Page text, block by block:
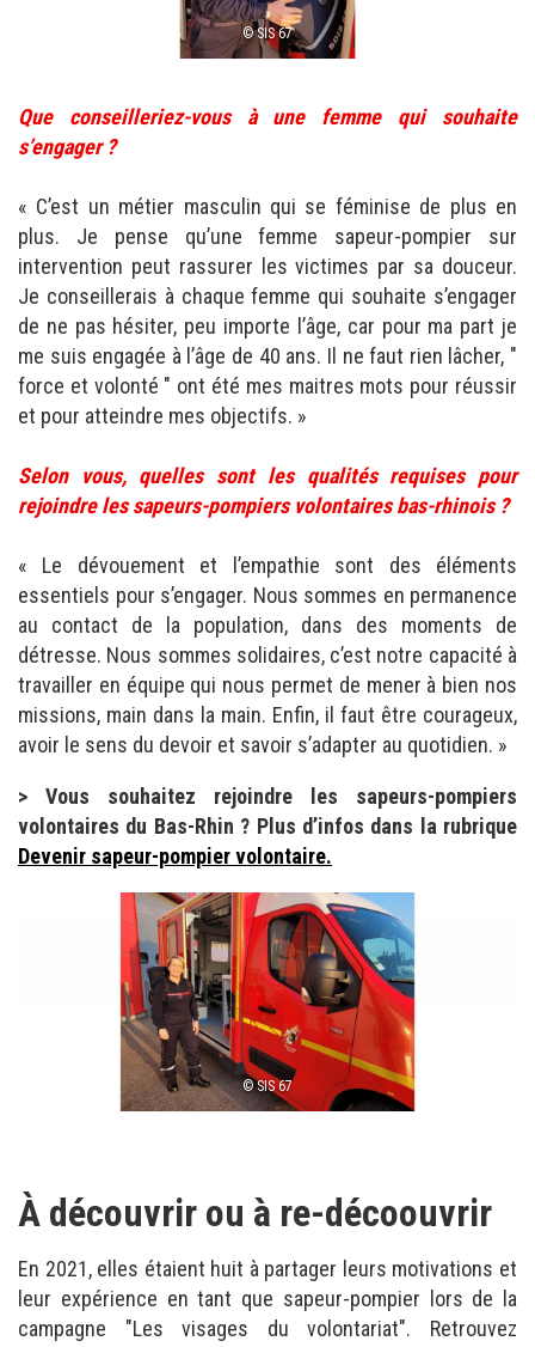
© SIS 67
Que conseilleriez-vous à une femme qui souhaite
s’engager ?
« C’est un métier masculin qui se féminise de plus en
plus. Je pense qu’une femme sapeur-pompier sur
intervention peut rassurer les victimes par sa douceur.
Je conseillerais à chaque femme qui souhaite s’engager
de ne pas hésiter, peu importe l’âge, car pour ma part je
me suis engagée à l’âge de 40 ans. Il ne faut rien lâcher, "
force et volonté " ont été mes maitres mots pour réussir
et pour atteindre mes objectifs. »
Selon vous, quelles sont les qualités requises pour
rejoindre les sapeurs-pompiers volontaires bas-rhinois ?
« Le dévouement et l’empathie sont des éléments
essentiels pour s’engager. Nous sommes en permanence
au contact de la population, dans des moments de
détresse. Nous sommes solidaires, c’est notre capacité à
travailler en équipe qui nous permet de mener à bien nos
missions, main dans la main. Enfin, il faut être courageux,
avoir le sens du devoir et savoir s’adapter au quotidien. »
> Vous souhaitez rejoindre les sapeurs-pompiers
volontaires du Bas-Rhin ? Plus d’infos dans la rubrique
Devenir sapeur-pompier volontaire.
© SIS 67
À découvrir ou à re-décoouvrir
En 2021, elles étaient huit à partager leurs motivations et
leur expérience en tant que sapeur-pompier lors de la
campagne "Les visages du volontariat". Retrouvez